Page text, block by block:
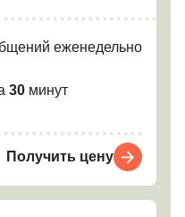
еженедельно
30 минут
Получить цену